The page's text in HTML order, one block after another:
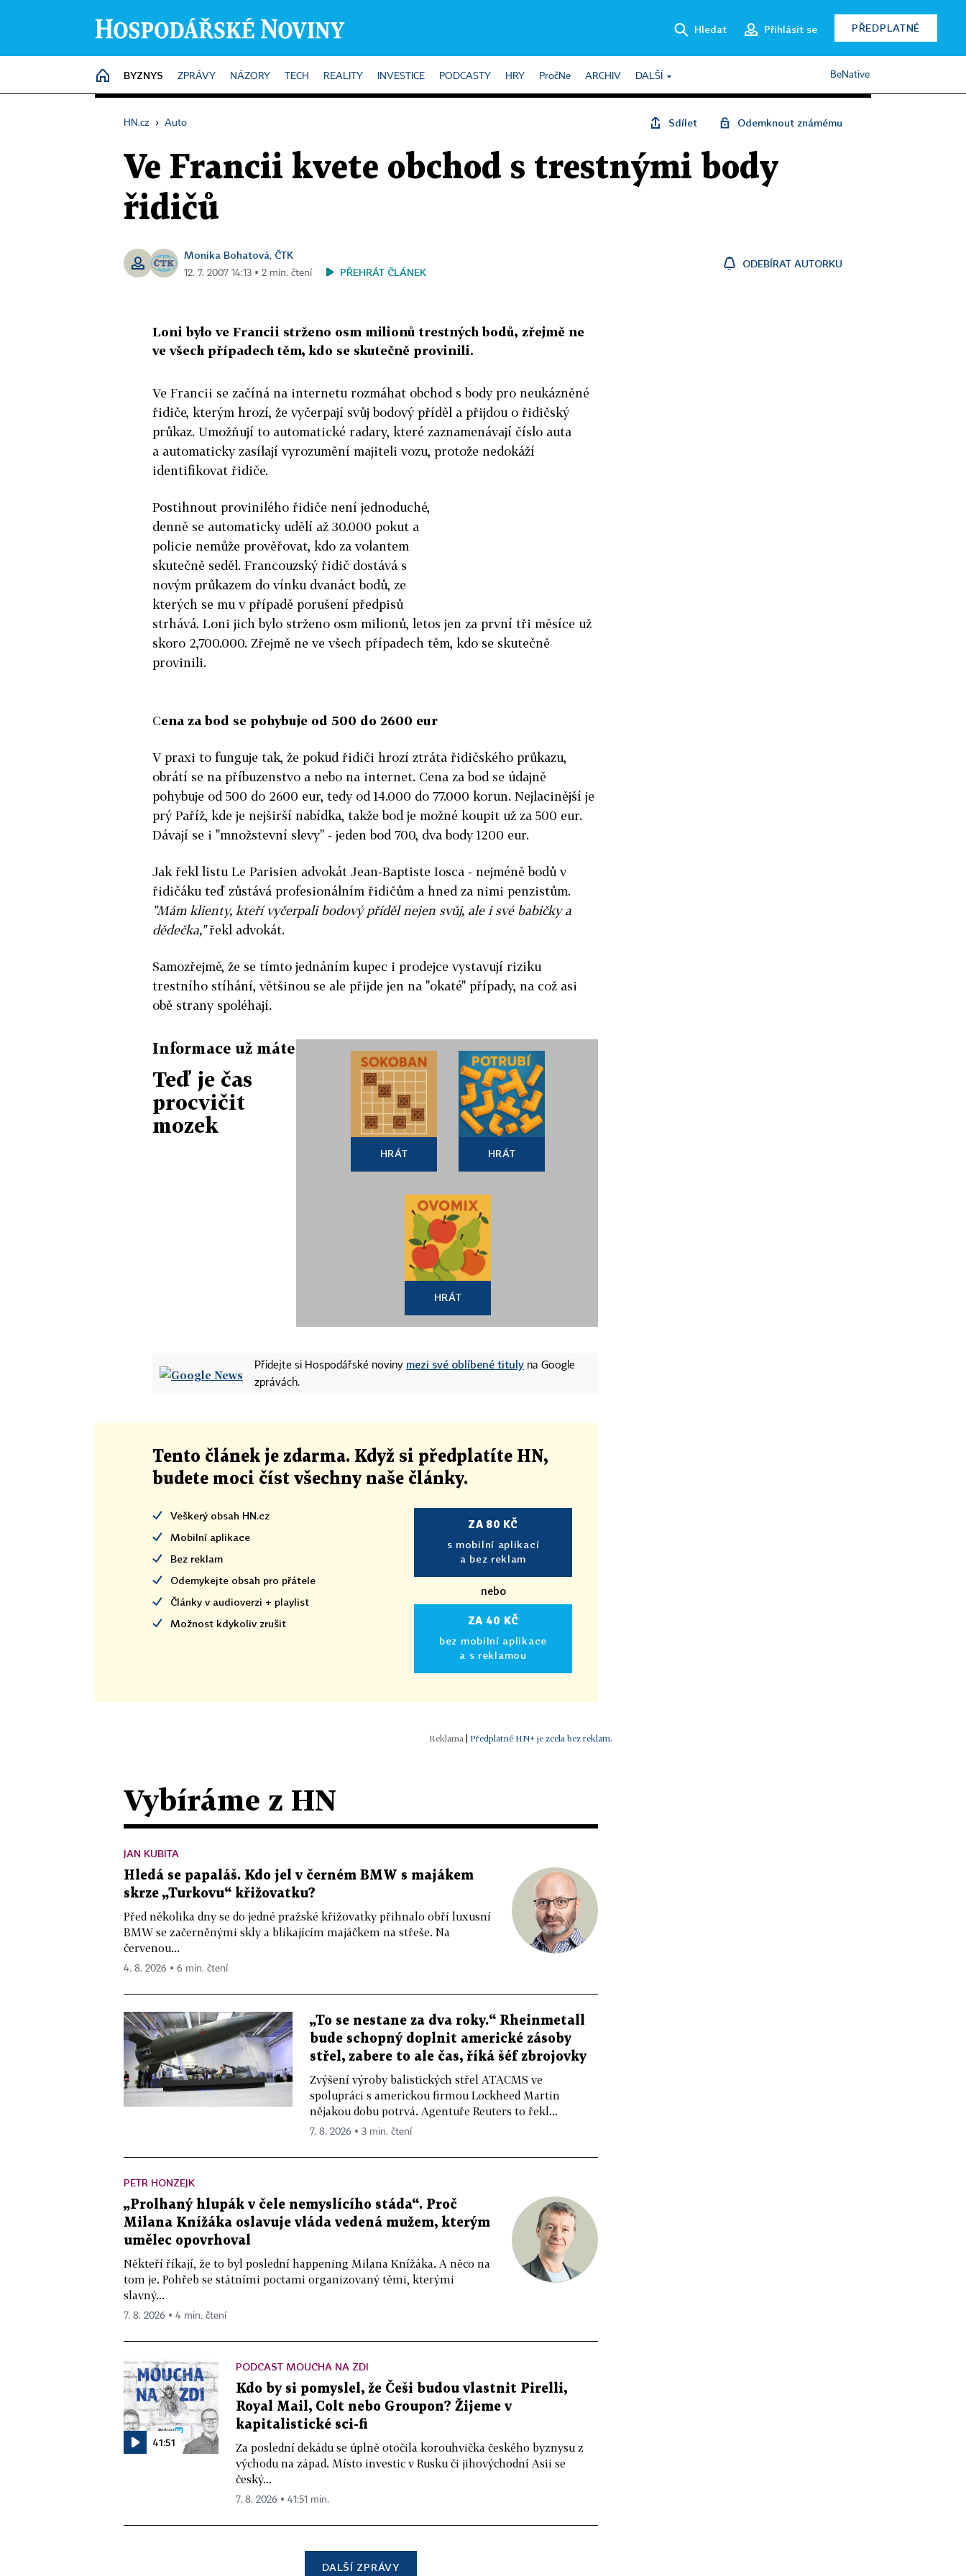
Hledat Přihlásit se PŘEDPLATNÉ
HOME
BYZNYS ZPRÁVY NÁZORY TECH REALITY INVESTICE PODCASTY HRY PročNe ARCHIV DALŠÍ BeNative
HN.cz › Auto Sdílet Odemknout známému
Ve Francii kvete obchod s trestnými body
řidičů
Monika Bohatová, ČTK
12. 7. 2007 14:13 ▪ 2 min. čtení PŘEHRÁT ČLÁNEK
ODEBÍRAT AUTORKU
Loni bylo ve Francii strženo osm milionů trestných bodů, zřejmě ne
ve všech případech těm, kdo se skutečně provinili.
Ve Francii se začíná na internetu rozmáhat obchod s body pro neukázněné
řidiče, kterým hrozí, že vyčerpají svůj bodový příděl a přijdou o řidičský
průkaz. Umožňují to automatické radary, které zaznamenávají číslo auta
a automaticky zasílají vyrozumění majiteli vozu, protože nedokáží
identifikovat řidiče.
Postihnout provinilého řidiče není jednoduché,
denně se automaticky udělí až 30.000 pokut a
policie nemůže prověřovat, kdo za volantem
skutečně seděl. Francouzský řidič dostává s
novým průkazem do vínku dvanáct bodů, ze
kterých se mu v případě porušení předpisů
strhává. Loni jich bylo strženo osm milionů, letos jen za první tři měsíce už
skoro 2,700.000. Zřejmě ne ve všech případech těm, kdo se skutečně
provinili.
Cena za bod se pohybuje od 500 do 2600 eur
V praxi to funguje tak, že pokud řidiči hrozí ztráta řidičského průkazu,
obrátí se na příbuzenstvo a nebo na internet. Cena za bod se údajně
pohybuje od 500 do 2600 eur, tedy od 14.000 do 77.000 korun. Nejlacinější je
prý Paříž, kde je nejširší nabídka, takže bod je možné koupit už za 500 eur.
Dávají se i "množstevní slevy" - jeden bod 700, dva body 1200 eur.
Jak řekl listu Le Parisien advokát Jean-Baptiste Iosca - nejméně bodů v
řidičáku teď zůstává profesionálním řidičům a hned za nimi penzistům.
"Mám klienty, kteří vyčerpali bodový příděl nejen svůj, ale i své babičky a
dědečka,"řekl advokát.
Samozřejmě, že se tímto jednáním kupec i prodejce vystavují riziku
trestního stíhání, většinou se ale přijde jen na "okaté" případy, na což asi
obě strany spoléhají.
Informace už máte
Teď je čas
procvičit
mozek
HRÁT HRÁT
HRÁT
Přidejte si Hospodářské noviny mezi své oblíbené tituly na Google
zprávách.
Tento článek je zdarma. Když si předplatíte HN,
budete moci číst všechny naše články.
Veškerý obsah HN.cz
Mobilní aplikace
Bez reklam
Odemykejte obsah pro přátele
Články v audioverzi + playlist
Možnost kdykoliv zrušit
ZA 80 KČ
s mobilní aplikací
a bez reklam
nebo
ZA 40 KČ
bez mobilní aplikace
a s reklamou
Předplatné HN+ je zcela bez reklam.
Vybíráme z HN
JAN KUBITA
Hledá se papaláš. Kdo jel v černém BMW s majákem
skrze „Turkovu“ křižovatku?
Před několika dny se do jedné pražské křižovatky přihnalo obří luxusní
BMW se začerněnými skly a blikajícím majáčkem na střeše. Na
červenou...
4. 8. 2026 ▪ 6 min. čtení
„To se nestane za dva roky.“ Rheinmetall
bude schopný doplnit americké zásoby
střel, zabere to ale čas, říká šéf zbrojovky
Zvýšení výroby balistických střel ATACMS ve
spolupráci s americkou firmou Lockheed Martin
nějakou dobu potrvá. Agentuře Reuters to řekl...
7. 8. 2026 ▪ 3 min. čtení
PETR HONZEJK
„Prolhaný hlupák v čele nemyslícího stáda“. Proč
Milana Knížáka oslavuje vláda vedená mužem, kterým
umělec opovrhoval
Někteří říkají, že to byl poslední happening Milana Knížáka. A něco na
tom je. Pohřeb se státními poctami organizovaný těmi, kterými
slavný...
7. 8. 2026 ▪ 4 min. čtení
41:51
PODCAST MOUCHA NA ZDI
Kdo by si pomyslel, že Češi budou vlastnit Pirelli,
Royal Mail, Colt nebo Groupon? Žijeme v
kapitalistické sci-fi
Za poslední dekádu se úplně otočila korouhvička českého byznysu z
východu na západ. Místo investic v Rusku či jihovýchodní Asii se
český...
7. 8. 2026 ▪ 41:51 min.
DALŠÍ ZPRÁVY